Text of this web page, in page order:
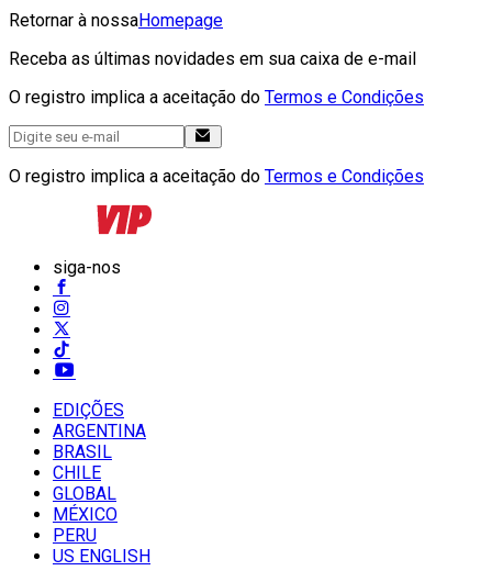
Retornar à nossaHomepage
Receba as últimas novidades em sua caixa de e-mail
O registro implica a aceitação do Termos e Condições
O registro implica a aceitação do Termos e Condições
siga-nos
EDIÇÕES
ARGENTINA
BRASIL
CHILE
GLOBAL
MÉXICO
PERU
US ENGLISH